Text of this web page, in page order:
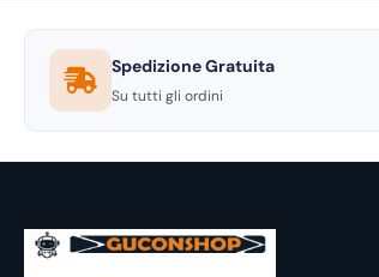
Spedizione Gratuita
Su tutti gli ordini